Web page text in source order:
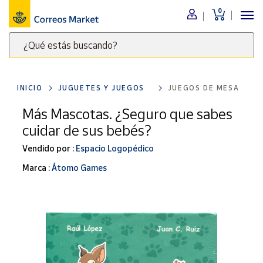
0
¿Qué estás buscando?
clave
para
buscar
productos
Correos
Menú
Nuestro
catálogo
Alimentación
Bebidas
Ocio y cultura
Juguetes y
Merchandising
Tienda de
INICIO JUGUETES Y JUEGOS JUEGOS DE MESA
Más Mascotas. ¿Seguro que sabes
cuidar de sus bebés?
Vendido por : Espacio Logopédico
Marca :Átomo Games